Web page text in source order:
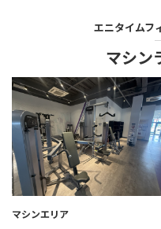
エニタイムフ
マシン
マシンエリア